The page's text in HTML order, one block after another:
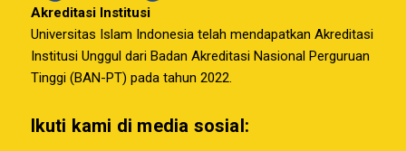
Akreditasi Institusi
Universitas Islam Indonesia telah mendapatkan Akreditasi
Institusi Unggul dari Badan Akreditasi Nasional Perguruan
Tinggi (BAN-PT) pada tahun 2022.
Ikuti kami di media sosial: